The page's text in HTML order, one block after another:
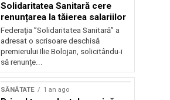
Solidaritatea Sanitară cere
renunțarea la tăierea salariilor
Federaţia ”Solidaritatea Sanitară” a
adresat o scrisoare deschisă
premierului Ilie Bolojan, solicitându-i
să renunțe...
SĂNĂTATE 1 an ago